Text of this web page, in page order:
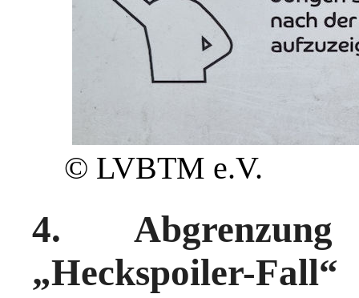
© LVBTM e.V.
4.
„Heckspoiler-Fall“